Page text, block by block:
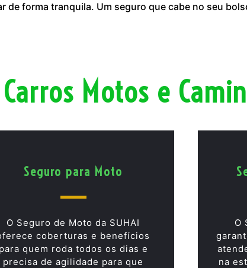
forma tranquila. Um seguro que cabe no seu
Motos e
Seguro para Moto
O Seguro de Moto da SUHAI
coberturas e benefícios
para quem roda todos os dias e
precisa de agilidade para que
O
na